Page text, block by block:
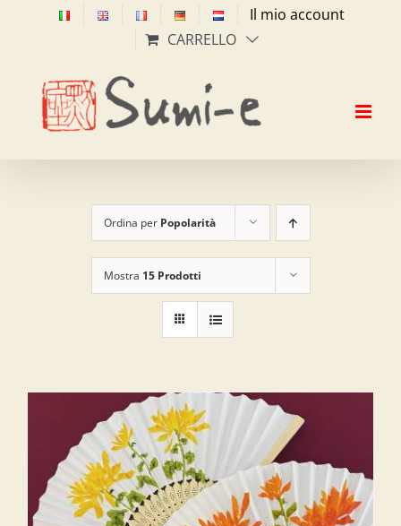
Il mio account
CARRELLO
Ordina per Popolarità
Mostra 15 Prodotti